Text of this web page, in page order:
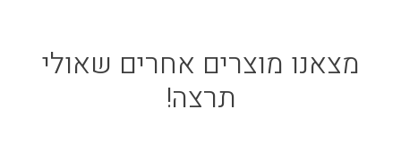
מצאנו מוצרים אחרים שאולי
תרצה!